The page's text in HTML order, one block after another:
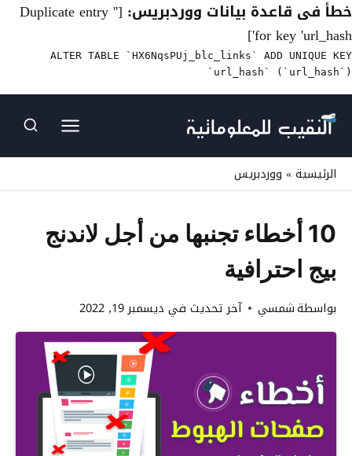
خطأ فى قاعدة بيانات ووردبريس: [Duplicate entry ''
for key 'url_hash']
ALTER TABLE `HX6NqsPUj_blc_links` ADD UNIQUE KEY
`url_hash` (`url_hash`)
إلى
المحتوى
الرئيسية» ووردبريس
10 أخطاء تجنبها من أجل لاندنج
بيج احترافية
بواسطةشمسي آخر تحديث في ديسمبر 19, 2022